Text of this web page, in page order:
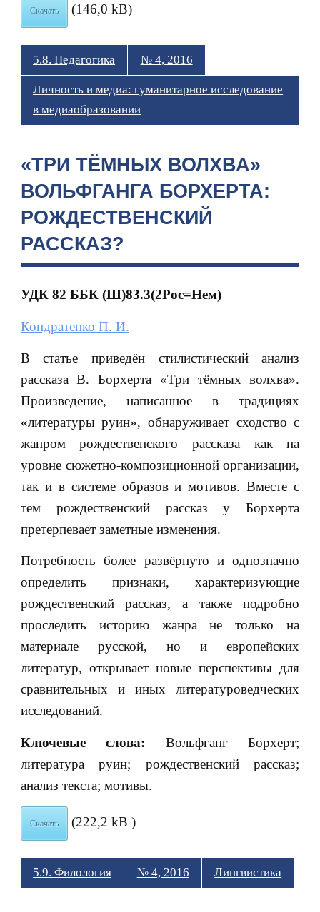
Скачать (146,0 kB)
5.8. Педагогика № 4, 2016
Личность и медиа: гуманитарное исследование
в медиаобразовании
«ТРИ ТЁМНЫХ ВОЛХВА»
ВОЛЬФГАНГА БОРХЕРТА:
РОЖДЕСТВЕНСКИЙ
РАССКАЗ?
УДК 82 ББК (Ш)83.3(2Рос=Нем)
Кондратенко П. И.
В статье приведён стилистический анализ
рассказа В. Борхерта «Три тёмных волхва».
Произведение, написанное в традициях
«литературы руин», обнаруживает сходство с
жанром рождественского рассказа как на
уровне сюжетно-композиционной организации,
так и в системе образов и мотивов. Вместе с
тем рождественский рассказ у Борхерта
претерпевает заметные изменения.
Потребность более развёрнуто и однозначно
определить признаки, характеризующие
рождественский рассказ, а также подробно
проследить историю жанра не только на
материале русской, но и европейских
литератур, открывает новые перспективы для
сравнительных и иных литературоведческих
исследований.
Ключевые слова: Вольфганг Борхерт;
литература руин; рождественский рассказ;
анализ текста; мотивы.
Скачать (222,2 kB )
5.9. Филология № 4, 2016 Лингвистика